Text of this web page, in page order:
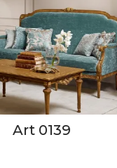
Art 0139